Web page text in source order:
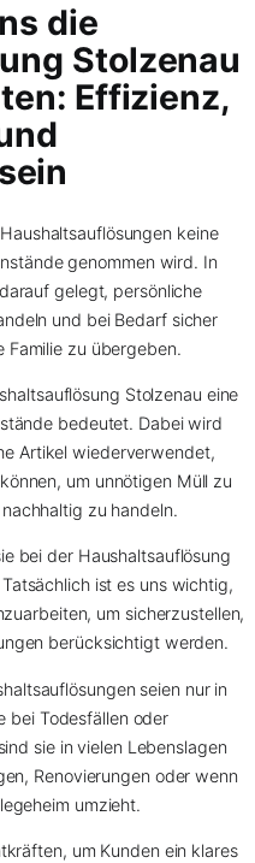
die
Stolzenau
Effizienz,
keine
genommen wird. In
gelegt, persönliche
und bei Bedarf sicher
zu übergeben.
Stolzenau eine
bedeutet. Dabei wird
Artikel wiederverwendet,
um unnötigen Müll zu
zu handeln.
bei der Haushaltsauflösung
ist es uns wichtig,
um sicherzustellen,
berücksichtigt werden.
seien nur in
bei Todesfällen oder
sie in vielen Lebenslagen
Renovierungen oder wenn
umzieht.
um Kunden ein klares